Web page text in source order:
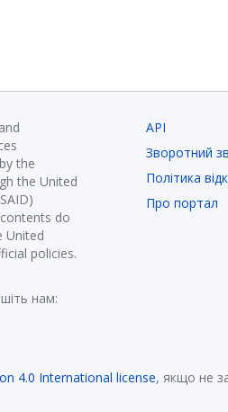
the
the United
do
United
policies.
нам:
API
Зворотний
Політика
Про портал
4.0 International license, якщо не